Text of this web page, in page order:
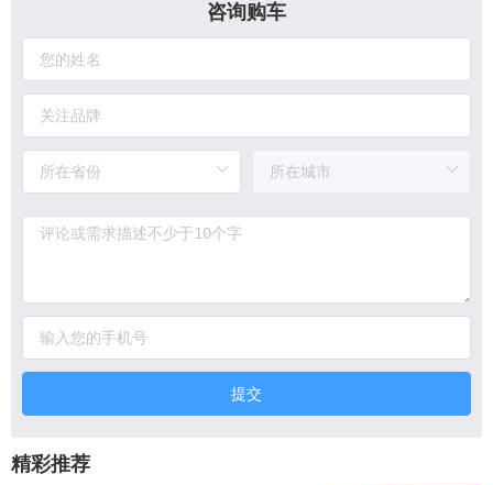
咨询购车
提交
精彩推荐